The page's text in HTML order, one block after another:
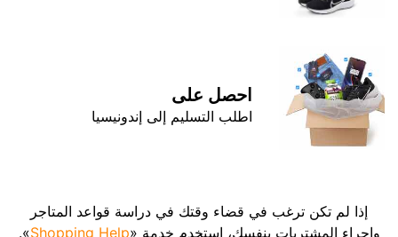
احصل على
اطلب التسليم إلى إندونيسيا
إذا لم تكن ترغب في قضاء وقتك في دراسة قواعد المتاجر
وإجراء المشتريات بنفسك، استخدم خدمة «Shopping Help
».